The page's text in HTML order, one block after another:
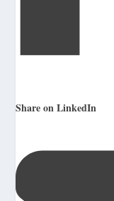
Share on LinkedIn